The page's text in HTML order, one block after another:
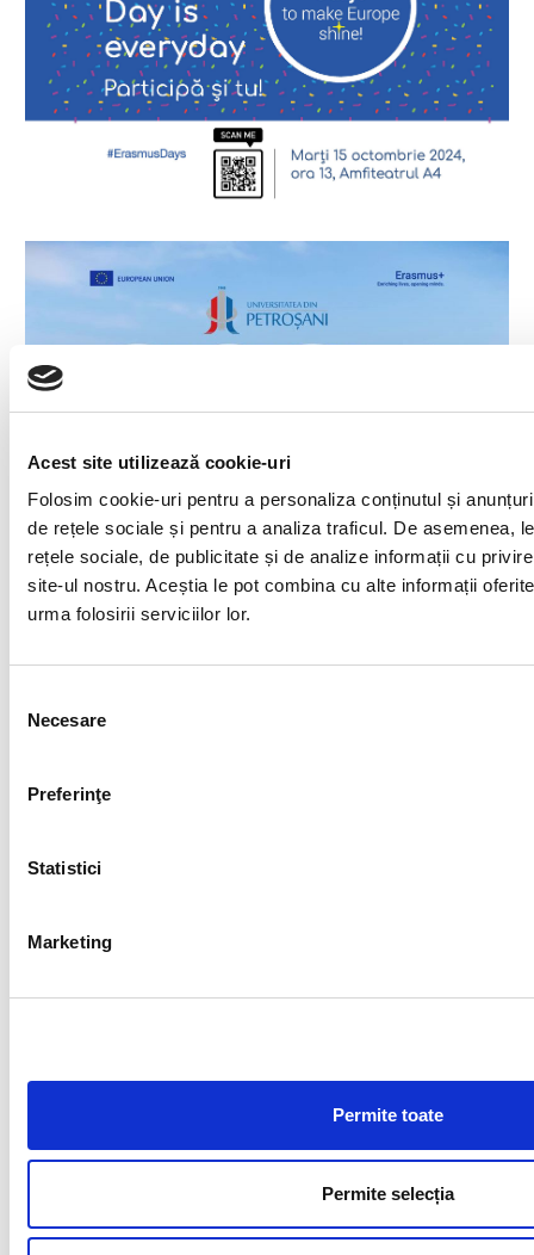
Acest site utilizează cookie-uri
Folosim cookie-uri pentru a personaliza conținutul și
de rețele sociale și pentru a analiza traficul. De asemenea,
rețele sociale, de publicitate și de analize informații cu
site-ul nostru. Aceștia le pot combina cu alte informații
urma folosirii serviciilor lor.
consimțământului
Necesare
Preferinţe
Statistici
Marketing
Permite toate
Permite selecția